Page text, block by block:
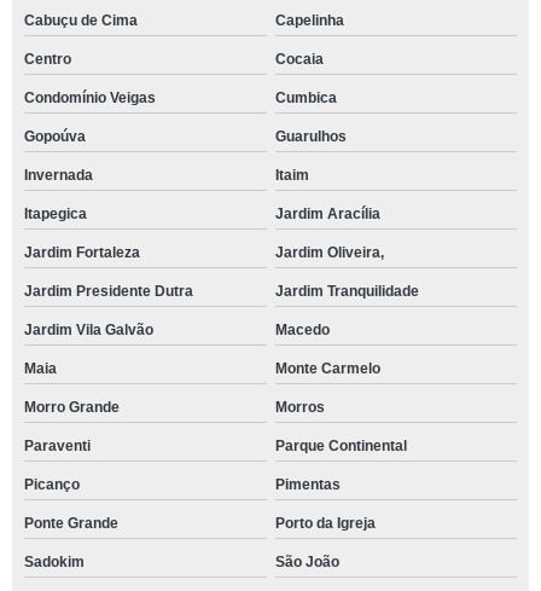
Cabuçu de Cima Capelinha
Centro Cocaia
Condomínio Veigas Cumbica
Gopoúva Guarulhos
Invernada Itaim
Itapegica Jardim Aracília
Jardim Fortaleza Jardim Oliveira,
Jardim Presidente Dutra Jardim Tranquilidade
Jardim Vila Galvão Macedo
Maia Monte Carmelo
Morro Grande Morros
Paraventi Parque Continental
Picanço Pimentas
Ponte Grande Porto da Igreja
Sadokim São João